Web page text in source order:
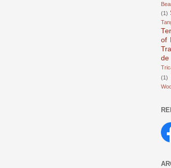
(1)
of
(1)